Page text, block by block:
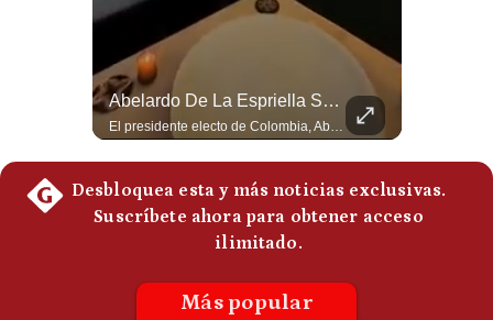
Preguntas
Frecuentes
Abelardo De La Espriella Se Reúne Con Javier Milei En Cali | Gestión Mundo
El presidente electo de Colombia, Abelardo de la Espriella, sostuvo una reunión bilateral en Cali con el mandatario argentino Javier Milei. El encuentro se dio pocas horas antes de la ceremonia de investidura presidencial para el periodo 2026-2030, marcando el inicio de una nueva alianza estratégica regional. #DeLaEspriella #JavierMilei #Colombia #Argentina #PoliticaLatina #Shorts 👉 Suscríbete y activa la campana para no perderte nuestro análisis diario. 🌎 Síguenos en nuestras redes sociales: 📌 Web oficial: https://gestion.pe/mundo/ 📌 LinkedIn: http://bit.ly/3HYIET0 📌 X (Twitter): http://bit.ly/4noZtX9 📌 TikTok: http://bit.ly/4evB6TO